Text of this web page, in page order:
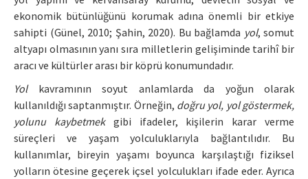
ekonomik bütünlüğünü korumak adına önemli bir etkiye
sahipti (Günel, 2010; Şahin, 2020). Bu bağlamda yol, somut
altyapı olmasının yanı sıra milletlerin gelişiminde tarihî bir
aracı ve kültürler arası bir köprü konumundadır.
Yolkavramının soyut anlamlarda da yoğun olarak
kullanıldığı saptanmıştır. Örneğin, doğru yol, yol göstermek,
yolunu kaybetmekgibi ifadeler, kişilerin karar verme
süreçleri ve yaşam yolculuklarıyla bağlantılıdır. Bu
kullanımlar, bireyin yaşamı boyunca karşılaştığı fiziksel
yolların ötesine geçerek içsel yolculukları ifade eder. Ayrıca